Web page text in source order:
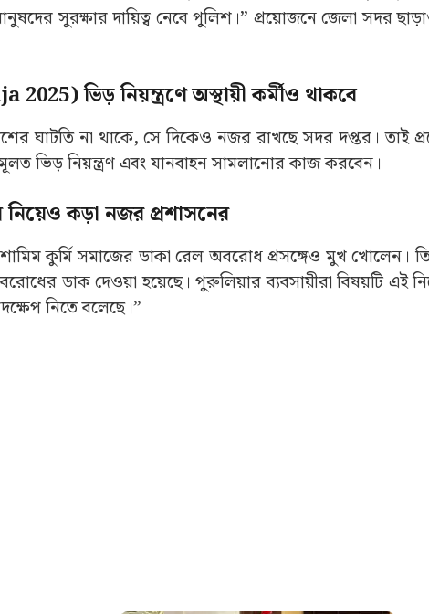
জাভেদ শামিম বলেন, মহালয়া থেকেই ভিড়
পর্যন্ত। তিনি স্পষ্ট জানান, “যেই জেলায় যেরকম ভিড় হয়,
সুরক্ষার দায়িত্ব নেবে পুলিশ।” প্রয়োজনে জেলা সদর ছাড়াও